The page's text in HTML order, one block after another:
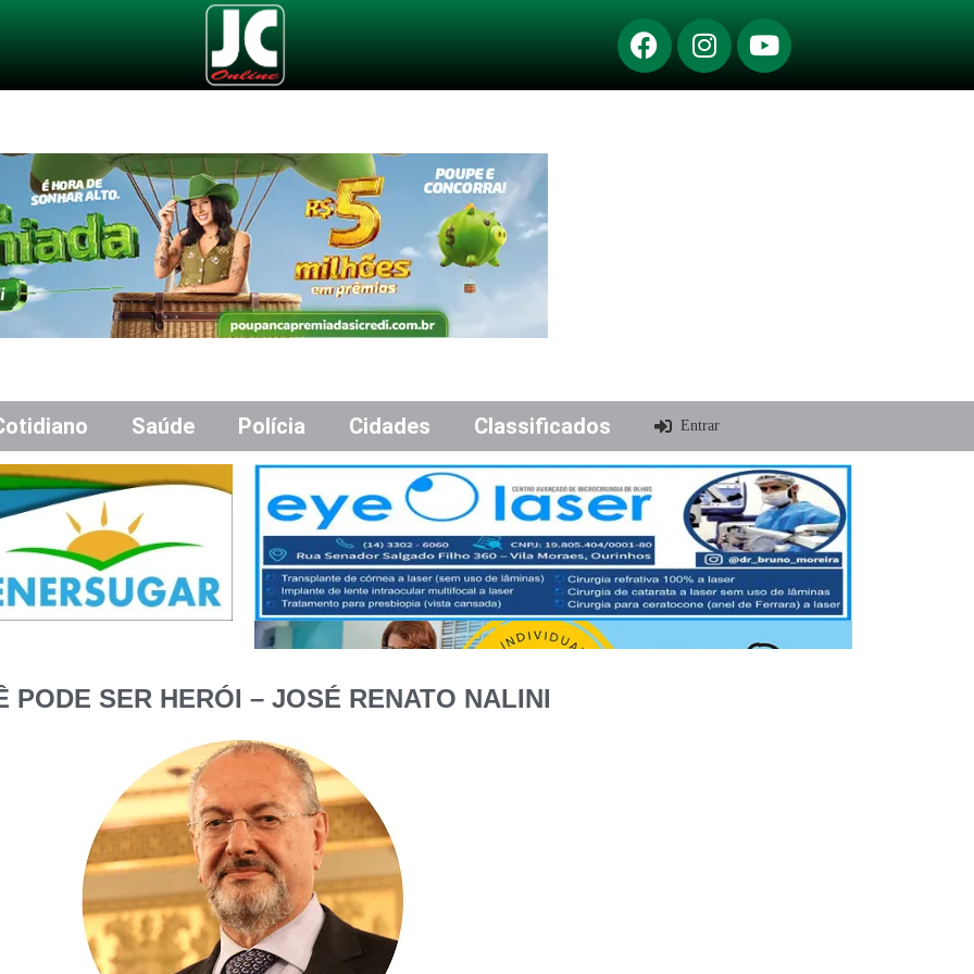
Saúde Polícia Cidades Classificados Entrar
PODE SER HERÓI – JOSÉ RENATO NALINI